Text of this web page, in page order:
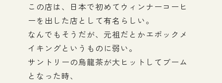
この店は、日本で初めてウィンナーコーヒ
ーを出した店として有名らしい。
なんでもそうだが、元祖だとかエポックメ
イキングというものに弱い。
サントリーの烏龍茶が大ヒットしてブーム
となった時、